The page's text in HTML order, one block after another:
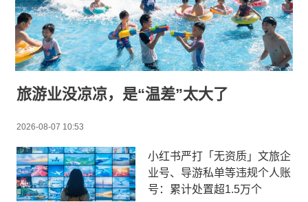
旅游业没凉凉，是“温差”太大了
2026-08-07 10:53
小红书严打「无资质」文旅企
业号、导游私单等违规个人账
号：累计处置超1.5万个